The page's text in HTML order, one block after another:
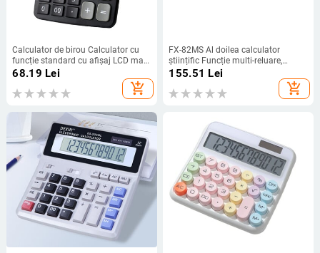
Calculator de birou Calculator cu
funcție standard cu afișaj LCD mare
de 12 cifre, energie solară și baterie,
dublă pentru birou de bază de
acasă
68.19 Lei
add_shopping_cart
FX-82MS Al doilea calculator
științific Funcție multi-reluare,
Calculator statistic cu combinație
de afișare cu 2 linii pentru școala
universitară
155.51 Lei
add_shopping_cart